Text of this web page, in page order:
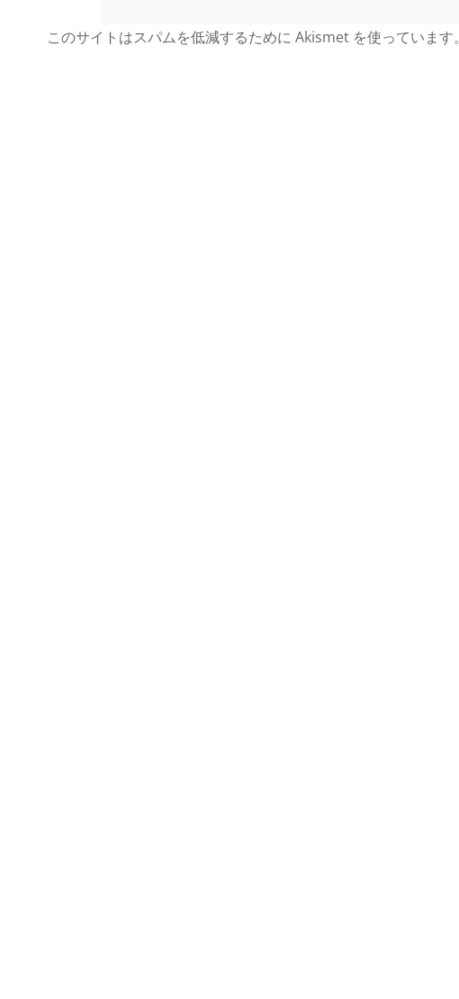
このサイトはスパムを低減するために Akismet を使っています。